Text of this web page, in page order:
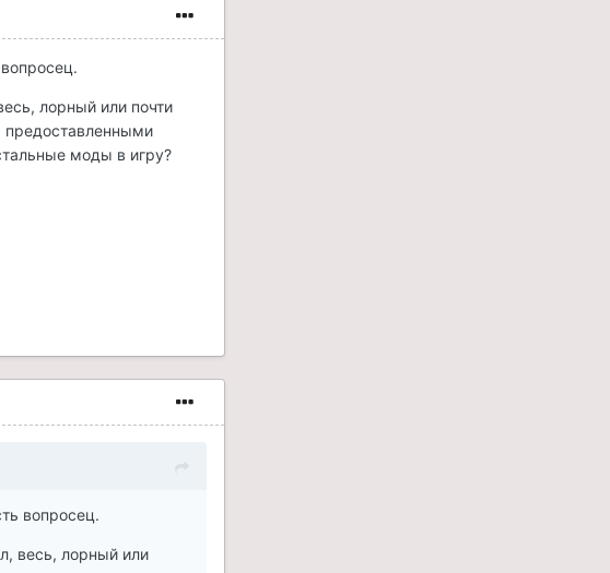
лорный или почти
предоставленными
моды в игру?
вопросец.
весь, лорный или